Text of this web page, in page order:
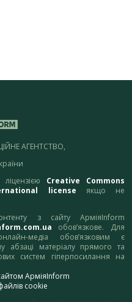
АГЕНТСТВО,
Creative Commons
license якщо не
з сайту АрміяInform
обов’язкове. Для
медіа обов’язковим є
матеріалу прямого та
систем гіперпосилання на
АрміяInform
cookie